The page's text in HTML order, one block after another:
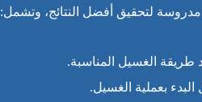
لتحقيق أفضل النتائج، وتشمل:
طريقة الغسيل المناسبة.
بعملية الغسيل.